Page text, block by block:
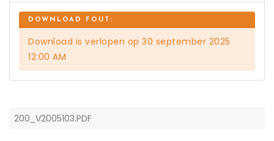
Download is verlopen op 30 september 2025
12:00 AM
200_V2005103.PDF